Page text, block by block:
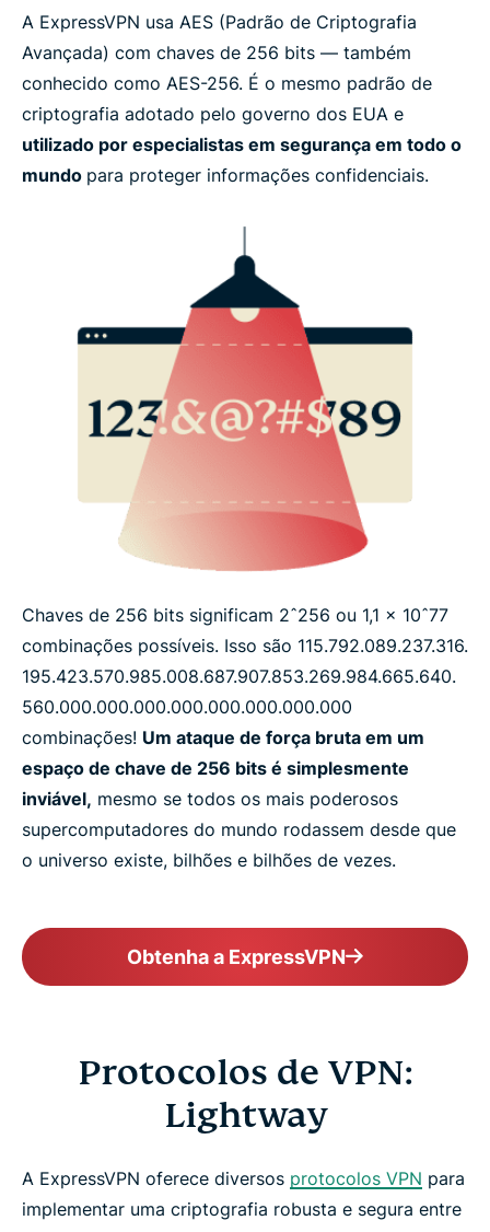
A ExpressVPN usa AES (Padrão de Criptografia
Avançada) com chaves de 256 bits — também
conhecido como AES-256. É o mesmo padrão de
criptografia adotado pelo governo dos EUA e
utilizado por especialistas em segurança em todo o
mundo para proteger informações confidenciais.
Chaves de 256 bits significam 2ˆ256 ou 1,1 x 10ˆ77
combinações possíveis. Isso são 115.​792.​089.​237.​316.​
195.​423.​570.​985.​008.​687.​907.​853.​269.​984.​665.​640.​
560.​000.​000.​000.​000.​000.​000.​000.​000
combinações! Um ataque de força bruta em um
espaço de chave de 256 bits é simplesmente
inviável, mesmo se todos os mais poderosos
supercomputadores do mundo rodassem desde que
o universo existe, bilhões e bilhões de vezes.
Obtenha a ExpressVPN
Protocolos de VPN:
Lightway
A ExpressVPN oferece diversos protocolos VPN para
implementar uma criptografia robusta e segura entre